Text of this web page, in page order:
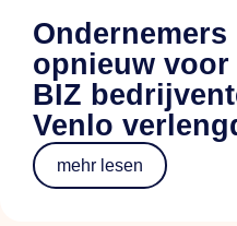
Ondernemers
opnieuw
BIZ
Venlo
mehr lesen